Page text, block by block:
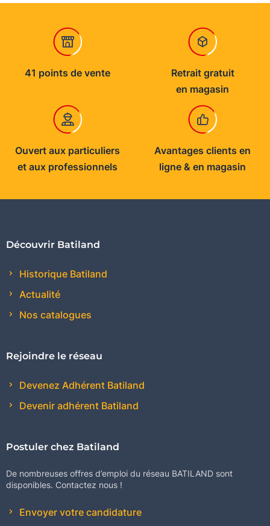
41 points de vente
Retrait gratuit
en magasin
Ouvert aux particuliers
et aux professionnels
Avantages clients en
ligne & en magasin
Découvrir Batiland
Historique Batiland
Actualité
Nos catalogues
Rejoindre le réseau
Devenez Adhérent Batiland
Devenir adhérent Batiland
Postuler chez Batiland
De nombreuses offres d’emploi du réseau BATILAND sont
disponibles. Contactez nous !
Envoyer votre candidature